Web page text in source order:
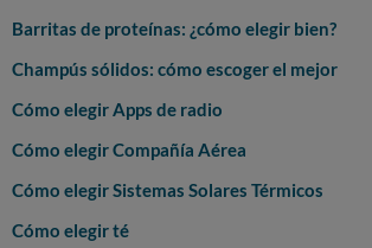
Barritas de proteínas: ¿cómo elegir bien?
Champús sólidos: cómo escoger el mejor
Cómo elegir Apps de radio
Cómo elegir Compañía Aérea
Cómo elegir Sistemas Solares Térmicos
Cómo elegir té